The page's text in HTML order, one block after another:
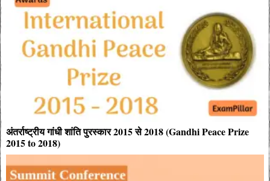
अंतर्राष्ट्रीय गांधी शांति पुरस्कार 2015 से 2018 (Gandhi Peace Prize
2015 to 2018)